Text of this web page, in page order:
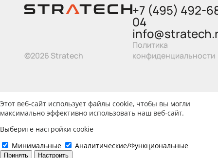
©2026 Stratech
+7 (495) 492-
04
Политика
конфиденциальности
Этот веб-сайт использует файлы cookie, чтобы вы могли
максимально эффективно использовать наш веб-сайт.
Выберите настройки cookie
Минимальные
Аналитические/Функциональные
Принять Настроить